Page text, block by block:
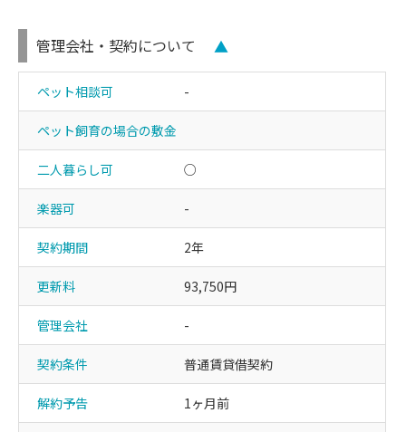
管理会社・契約について ▲
ペット相談可 -
ペット飼育の場合の敷金
二人暮らし可 ○
楽器可 -
契約期間 2年
更新料 93,750円
管理会社 -
契約条件 普通賃貸借契約
解約予告 1ヶ月前